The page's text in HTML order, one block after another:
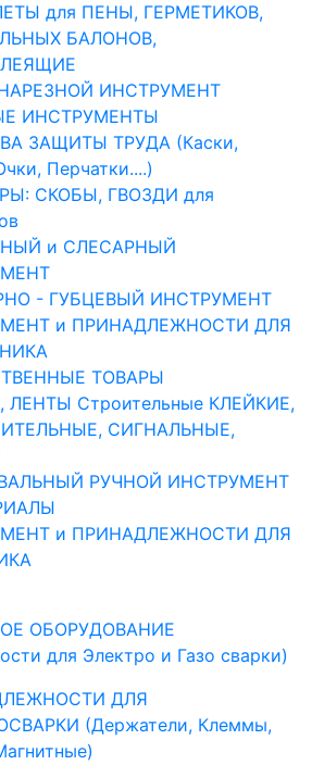
для ПЕНЫ, ГЕРМЕТИКОВ,
БАЛОНОВ,
ИНСТРУМЕНТ
ИНСТРУМЕНТЫ
ЗАЩИТЫ ТРУДА (Каски,
Перчатки....)
СКОБЫ, ГВОЗДИ для
и СЛЕСАРНЫЙ
- ГУБЦЕВЫЙ ИНСТРУМЕНТ
и ПРИНАДЛЕЖНОСТИ ДЛЯ
ТОВАРЫ
ЛЕНТЫ Строительные КЛЕЙКИЕ,
СИГНАЛЬНЫЕ,
РУЧНОЙ ИНСТРУМЕНТ
и ПРИНАДЛЕЖНОСТИ ДЛЯ
ОБОРУДОВАНИЕ
для Электро и Газо сварки)
ДЛЯ
(Держатели, Клеммы,